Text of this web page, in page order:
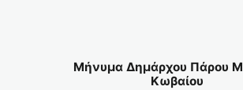
Μήνυμα Δημάρχου Πάρου
Κωβαίου